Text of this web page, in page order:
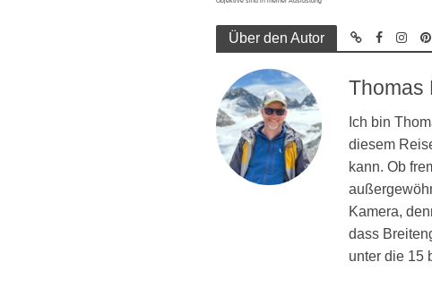
Über den Autor
Thomas
Ich bin
diesem
kann. Ob
Kamera,
dass
unter die 15